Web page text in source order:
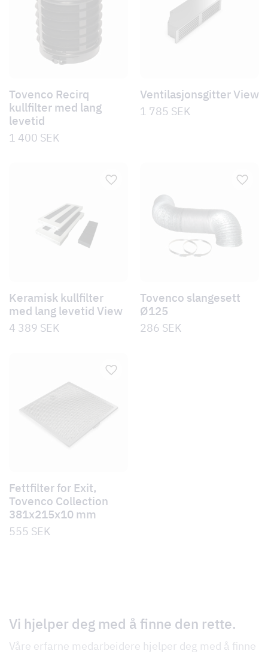
Tovenco Recirq
kullfilter med lang
levetid
1 400 SEK
Ventilasjonsgitter View
1 785 SEK
Keramisk kullfilter
med lang levetid View
4 389 SEK
Tovenco slangesett
Ø125
286 SEK
Fettfilter for Exit,
Tovenco Collection
381x215x10 mm
555 SEK
Vi hjelper deg med å finne den rette.
Våre erfarne medarbeidere hjelper deg med å finne